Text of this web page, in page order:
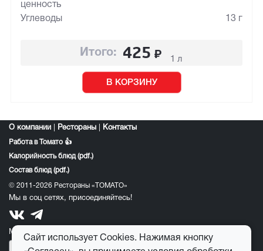
ценность
Углеводы 13 г
Итого: 425 ₽ 1 л
В КОРЗИНУ
О компании Рестораны Контакты
Работа в Томато 👍
Калорийность блюд (pdf.)
Состав блюд (pdf.)
© 2011-2026 Рестораны «ТОМАТО»
Мы в соц сетях, присоединяйтесь!
Мобильное приложение томато:
Сайт использует Cookies. Нажимая кнопку